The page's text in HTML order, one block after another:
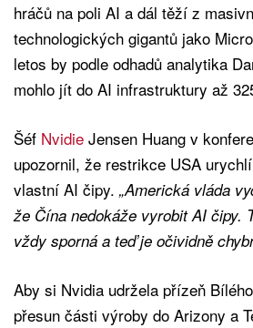
hráčů na poli AI a dál těží z
technologických gigantů jako
letos by podle odhadů analytika
mohlo jít do AI infrastruktury až
Šéf Nvidie Jensen Huang v
upozornil, že restrikce USA
vlastní AI čipy. „Americká vláda
že Čína nedokáže vyrobit AI čipy.
vždy sporná a teď je očividně
Aby si Nvidia udržela přízeň
přesun části výroby do Arizony a